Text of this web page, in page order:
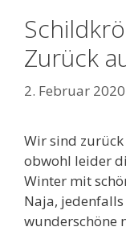
Zurück
2. Februar 2020
Wir sind
obwohl leider
Winter mit
Naja,
wunderschöne